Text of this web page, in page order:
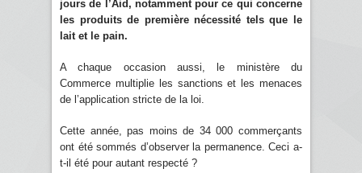
jours de l’Aid, notamment pour ce qui concerne
les produits de première nécessité tels que le
lait et le pain.
A chaque occasion aussi, le ministère du
Commerce multiplie les sanctions et les menaces
de l’application stricte de la loi.
Cette année, pas moins de 34 000 commerçants
ont été sommés d’observer la permanence. Ceci a-
t-il été pour autant respecté ?